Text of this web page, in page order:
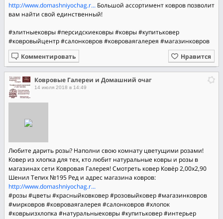
http://www.domashniyochag.r... Большой ассортимент ковров позволит
вам найти свой единственный!
#элитныековры#персидскиековры#ковры#купитьковер
#ковровыйцентр#салонковров#ковроваягалерея #магазинковров
Нравится
Комментировать
Ковровые Галереи и Домашний очаг
14 июля 2018 в 14:49
Любите дарить розы? Наполни свою комнату цветущими розами!
Ковер из хлопка для тех, кто любит натуральные ковры и розы в
магазинах сети Ковровая Галерея! Смотреть ковер Ковёр 2,00х2,90
Шенил Тепих №195 Ред и адрес магазина ковров:
http://www.domashniyochag.r...
#розы#цветы#красныйковковер#розовыйковер#магазинковров
#мирковров#ковроваягалерея #салонковров#хлопок
#коврыизхлопка #натуральныековры#купитьковер#интерьер